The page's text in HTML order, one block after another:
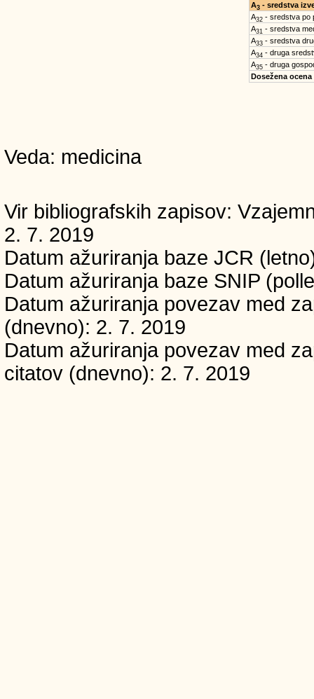
A3- sredstva
A32- sredstva po
A31 - sredstva
A33- sredstva
A34 - druga
A35- druga
Dosežena ocena
Veda: medicina
Vir bibliografskih zapisov:
2. 7. 2019
Datum ažuriranja baze JCR
Datum ažuriranja baze SNIP
Datum ažuriranja povezav med
(dnevno): 2. 7. 2019
Datum ažuriranja povezav med
citatov (dnevno): 2. 7. 2019